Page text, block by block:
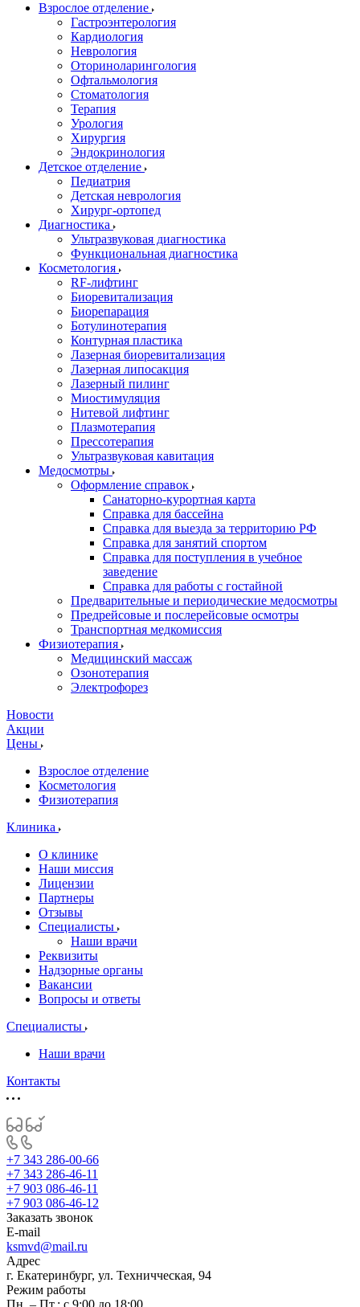
Взрослое отделение
Гастроэнтерология
Кардиология
Неврология
Оториноларингология
Офтальмология
Стоматология
Терапия
Урология
Хирургия
Эндокринология
Детское отделение
Педиатрия
Детская неврология
Хирург-ортопед
Диагностика
Ультразвуковая диагностика
Функциональная диагностика
Косметология
RF-лифтинг
Биоревитализация
Биорепарация
Ботулинотерапия
Контурная пластика
Лазерная биоревитализация
Лазерная липосакция
Лазерный пилинг
Миостимуляция
Нитевой лифтинг
Плазмотерапия
Прессотерапия
Ультразвуковая кавитация
Медосмотры
Оформление справок
Санаторно-курортная карта
Справка для бассейна
Справка для выезда за территорию РФ
Справка для занятий спортом
Справка для поступления в учебное
заведение
Справка для работы с гостайной
Предварительные и периодические медосмотры
Предрейсовые и послерейсовые осмотры
Транспортная медкомиссия
Физиотерапия
Медицинский массаж
Озонотерапия
Электрофорез
Новости
Акции
Цены
Взрослое отделение
Косметология
Физиотерапия
Клиника
О клинике
Наши миссия
Лицензии
Партнеры
Отзывы
Специалисты
Наши врачи
Реквизиты
Надзорные органы
Вакансии
Вопросы и ответы
Специалисты
Наши врачи
Контакты
+7 343 286-00-66
+7 343 286-46-11
+7 903 086-46-11
+7 903 086-46-12
Заказать звонок
E-mail
ksmvd@mail.ru
Адрес
г. Екатеринбург, ул. Техничческая, 94
Режим работы
Пн. – Пт.: с 9:00 до 18:00